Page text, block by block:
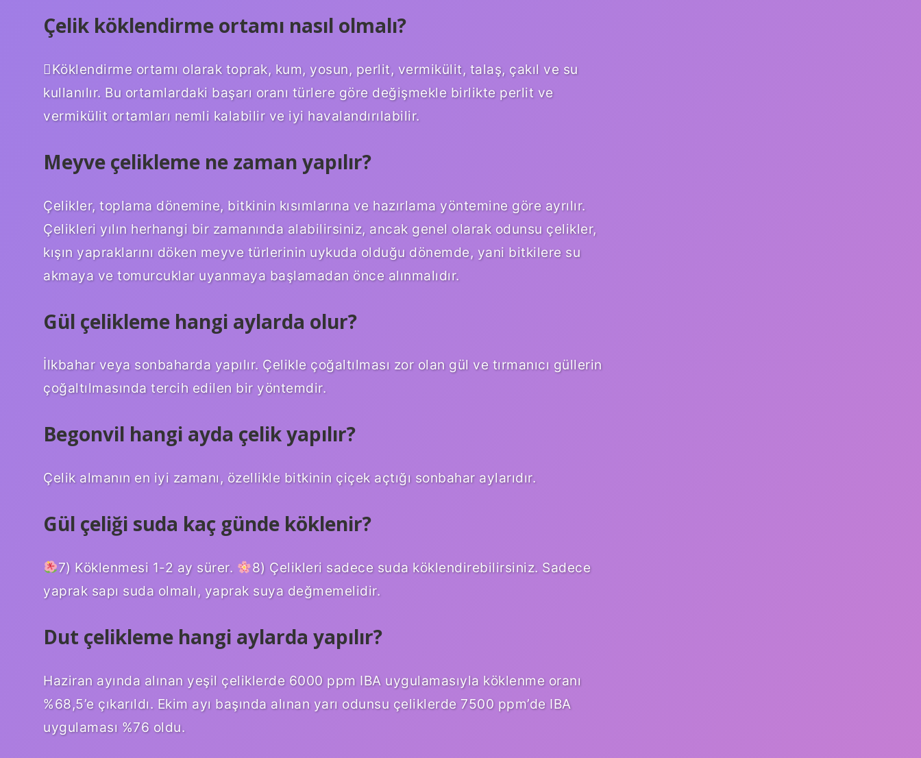
Çelik köklendirme ortamı nasıl olmalı?
Köklendirme ortamı olarak toprak, kum, yosun, perlit, vermikülit, talaş, çakıl ve su
kullanılır. Bu ortamlardaki başarı oranı türlere göre değişmekle birlikte perlit ve
vermikülit ortamları nemli kalabilir ve iyi havalandırılabilir.
Meyve çelikleme ne zaman yapılır?
Çelikler, toplama dönemine, bitkinin kısımlarına ve hazırlama yöntemine göre ayrılır.
Çelikleri yılın herhangi bir zamanında alabilirsiniz, ancak genel olarak odunsu çelikler,
kışın yapraklarını döken meyve türlerinin uykuda olduğu dönemde, yani bitkilere su
akmaya ve tomurcuklar uyanmaya başlamadan önce alınmalıdır.
Gül çelikleme hangi aylarda olur?
İlkbahar veya sonbaharda yapılır. Çelikle çoğaltılması zor olan gül ve tırmanıcı güllerin
çoğaltılmasında tercih edilen bir yöntemdir.
Begonvil hangi ayda çelik yapılır?
Çelik almanın en iyi zamanı, özellikle bitkinin çiçek açtığı sonbahar aylarıdır.
Gül çeliği suda kaç günde köklenir?
7) Köklenmesi 1-2 ay sürer.
8) Çelikleri sadece suda köklendirebilirsiniz. Sadece
yaprak sapı suda olmalı, yaprak suya değmemelidir.
Dut çelikleme hangi aylarda yapılır?
Haziran ayında alınan yeşil çeliklerde 6000 ppm IBA uygulamasıyla köklenme oranı
%68,5’e çıkarıldı. Ekim ayı başında alınan yarı odunsu çeliklerde 7500 ppm’de IBA
uygulaması %76 oldu.